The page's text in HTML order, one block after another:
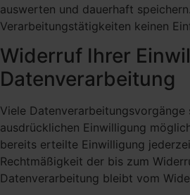
auswerten und dauerhaft
Verarbeitungstätigkeiten keinen
Widerruf Ihrer
Datenverarbeitung
Viele Datenverarbeitungsvorgänge
ausdrücklichen Einwilligung
bereits erteilte Einwilligung
Rechtmäßigkeit der bis zum
Datenverarbeitung bleibt vom